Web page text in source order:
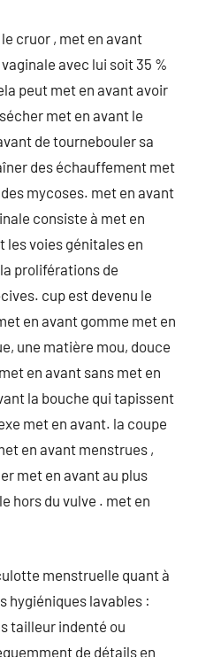
cruor , met en avant
avec lui soit 35 %
peut met en avant avoir
met en avant le
de tournebouler sa
des échauffement met
mycoses. met en avant
consiste à met en
les voies génitales en
proliférations de
cup est devenu le
en avant gomme met en
une matière mou, douce
en avant sans met en
la bouche qui tapissent
met en avant. la coupe
en avant menstrues ,
met en avant au plus
hors du vulve . met en
menstruelle quant à
hygiéniques lavables :
tailleur indenté ou
de détails en